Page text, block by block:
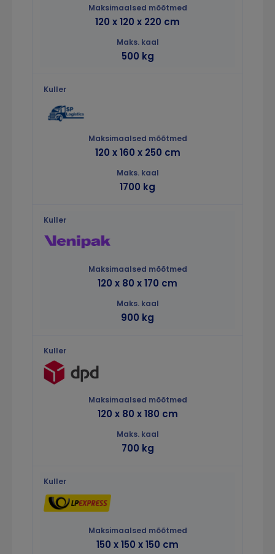
120 x 120 x 220 cm
500 kg
120 x 160 x 250 cm
1700 kg
120 x 80 x 170 cm
900 kg
120 x 80 x 180 cm
700 kg
150 x 150 x 150 cm